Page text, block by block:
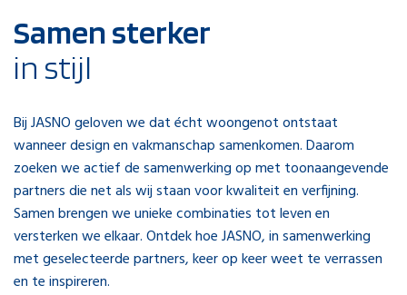
Samen sterker
in stijl
Bij JASNO geloven we dat écht woongenot ontstaat
wanneer design en vakmanschap samenkomen. Daarom
zoeken we actief de samenwerking op met toonaangevende
partners die net als wij staan voor kwaliteit en verfijning.
Samen brengen we unieke combinaties tot leven en
versterken we elkaar. Ontdek hoe JASNO, in samenwerking
met geselecteerde partners, keer op keer weet te verrassen
en te inspireren.